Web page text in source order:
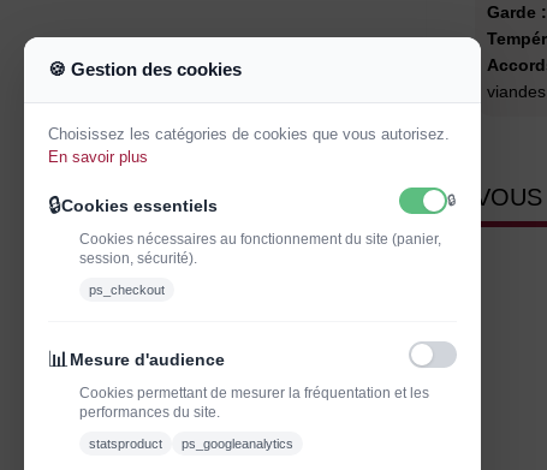
Garde :
🍪 Gestion des cookies
Choisissez les catégories de cookies que vous autorisez.
En savoir plus
🔒Cookies essentiels 🔒
Cookies nécessaires au fonctionnement du site (panier,
session, sécurité).
ps_checkout
📊 Mesure d'audience
Cookies permettant de mesurer la fréquentation et les
performances du site.
statsproduct ps_googleanalytics